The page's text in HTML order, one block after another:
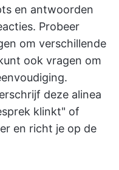
en antwoorden
Probeer
om verschillende
ook vragen om
deze alinea
klinkt" of
en richt je op de